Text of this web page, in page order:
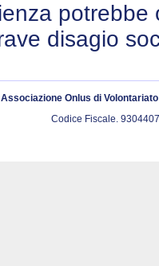
disagio
Associazione Onlus di
Codice Fiscale.